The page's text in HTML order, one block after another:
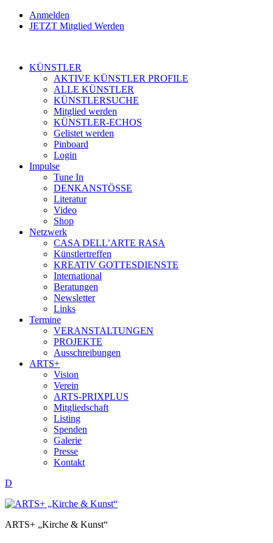
Anmelden
JETZT Mitglied Werden
KÜNSTLER
AKTIVE KÜNSTLER PROFILE
ALLE KÜNSTLER
KÜNSTLERSUCHE
Mitglied werden
KÜNSTLER-ECHOS
Gelistet werden
Pinboard
Login
Impulse
Tune In
DENKANSTÖSSE
Literatur
Video
Shop
Netzwerk
CASA DELL’ARTE RASA
Künstlertreffen
KREATIV GOTTESDIENSTE
International
Beratungen
Newsletter
Links
Termine
VERANSTALTUNGEN
PROJEKTE
Ausschreibungen
ARTS+
Vision
Verein
ARTS-PRIXPLUS
Mitgliedschaft
Listing
Spenden
Galerie
Presse
Kontakt
D
ARTS+ „Kirche & Kunst“